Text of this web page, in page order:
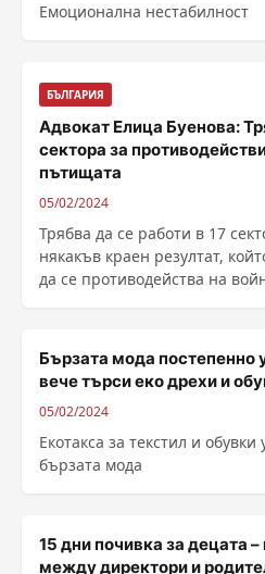
Емоционална нестабилност
БЪЛГАРИЯ
Адвокат Елица Буенова:
сектора за
пътищата
05/02/2024
Трябва да се работи в 17
някакъв краен резултат,
да се противодейства на
Бързата мода постепенно
вече търси еко дрехи и
05/02/2024
Екотакса за текстил и
бързата мода
15 дни почивка за децата
между директори и